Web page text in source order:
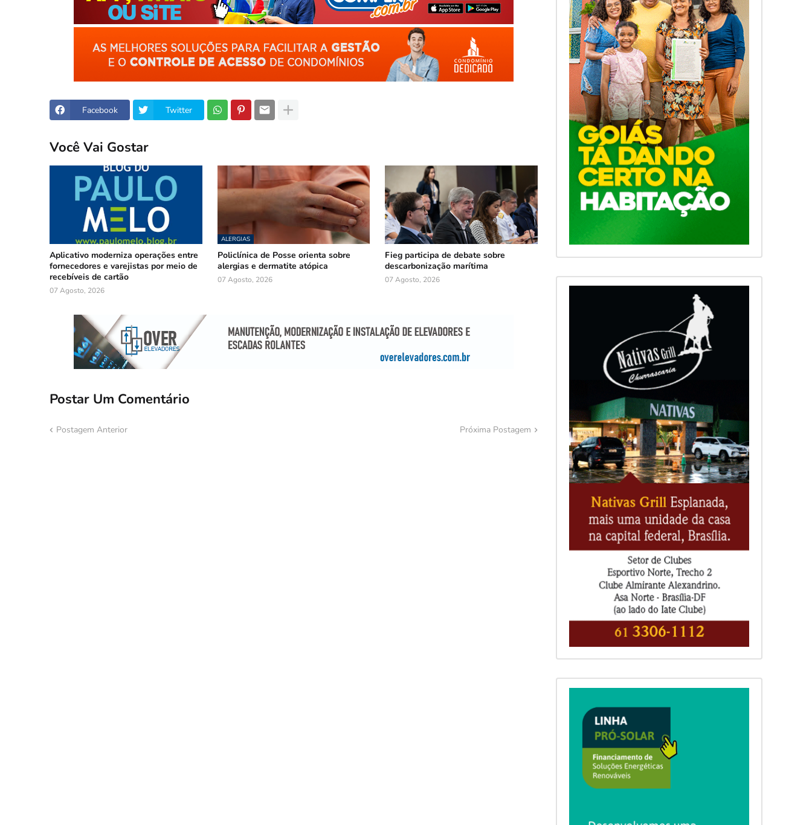
Facebook Twitter
Você Vai Gostar
Aplicativo moderniza operações entre
fornecedores e varejistas por meio de
recebíveis de cartão
07 Agosto, 2026
ALERGIAS
Policlínica de Posse orienta sobre
alergias e dermatite atópica
07 Agosto, 2026
Fieg participa de debate sobre
descarbonização marítima
07 Agosto, 2026
Postar Um Comentário
Postagem Anterior Próxima Postagem